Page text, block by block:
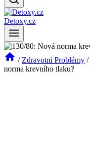
Detoxy.cz
/ Zdravotní Problémy /
norma krevního tlaku?